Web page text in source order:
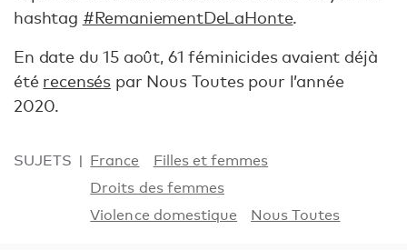
hashtag #RemaniementDeLaHonte.
En date du 15 août, 61 féminicides avaient déjà
été recensés par Nous Toutes pour l’année
2020.
SUJETS France
Filles et femmes
Droits des femmes
Violence domestique
Nous Toutes